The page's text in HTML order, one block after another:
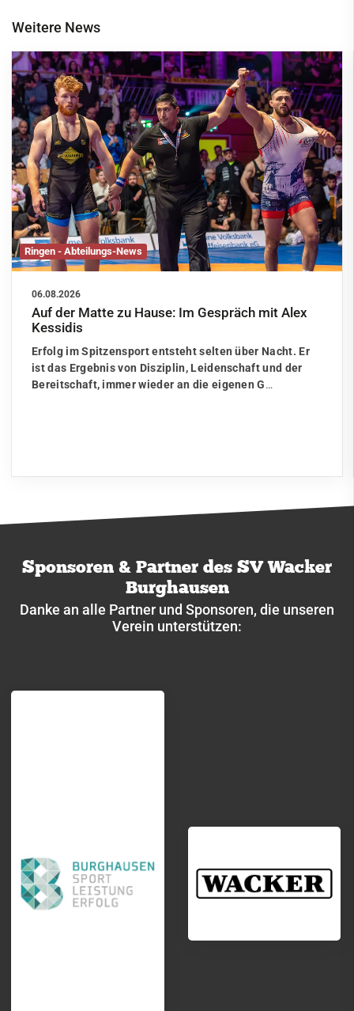
Weitere News
Ringen - Abteilungs-News
06.08.2026
Auf der Matte zu Hause: Im Gespräch mit Alex
Kessidis
Erfolg im Spitzensport entsteht selten über Nacht. Er
ist das Ergebnis von Disziplin, Leidenschaft und der
Bereitschaft, immer wieder an die eigenen G…
Sponsoren & Partner des SV Wacker
Burghausen
Danke an alle Partner und Sponsoren, die unseren
Verein unterstützen: